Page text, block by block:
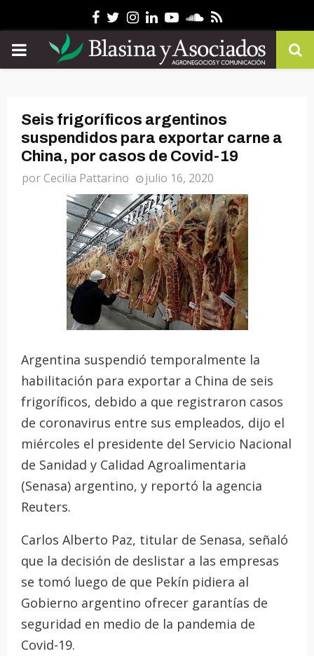
Facebook
Twitter
Instagram
Linkedin
YoutubeSoundcloud
Rss
PRIMARY
Seis frigoríficos argentinos
suspendidos para exportar carne a
China, por casos de Covid-19
porCecilia Pattarino julio 16, 2020
Argentina suspendió temporalmente la
habilitación para exportar a China de seis
frigoríficos, debido a que registraron casos
de coronavirus entre sus empleados, dijo el
miércoles el presidente del Servicio Nacional
de Sanidad y Calidad Agroalimentaria
(Senasa) argentino, y reportó la agencia
Reuters.
Carlos Alberto Paz, titular de Senasa, señaló
que la decisión de deslistar a las empresas
se tomó luego de que Pekín pidiera al
Gobierno argentino ofrecer garantías de
seguridad en medio de la pandemia de
Covid-19.